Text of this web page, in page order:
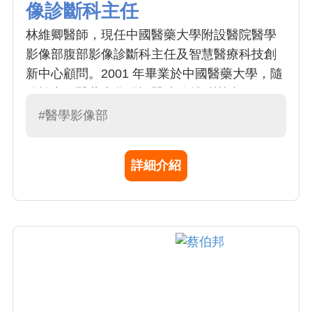
像診斷科主任
林維卿醫師，現任中國醫藥大學附設醫院醫學
影像部腹部影像診斷科主任及智慧醫療科技創
新中心顧問。2001 年畢業於中國醫藥大學，隨
年獲得放射線診斷專科醫師，專長為腹部及骨
#醫學影像部
詳細介紹